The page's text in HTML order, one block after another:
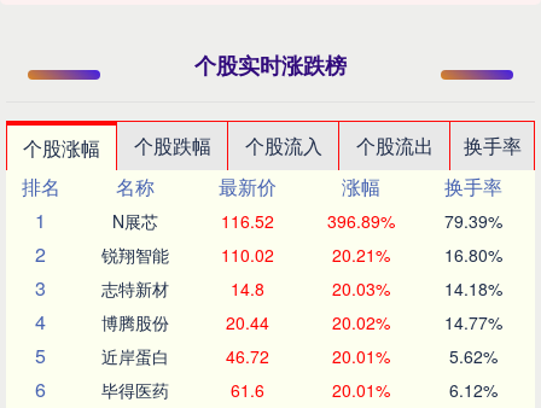
个股实时涨跌榜
个股涨幅 个股跌幅 个股流入 个股流出
换手率
排名
名称 最新价 涨幅
换手率
1
N展芯 116.52 396.89% 79.39%
2 锐翔智能 110.02 20.21% 16.80%
3 志特新材 14.8 20.03% 14.18%
4 博腾股份 20.44 20.02% 14.77%
5 近岸蛋白 46.72 20.01% 5.62%
6 毕得医药 61.6 20.01% 6.12%